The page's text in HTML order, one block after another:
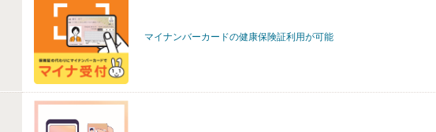
マイナンバーカードの健康保険証利用が可能